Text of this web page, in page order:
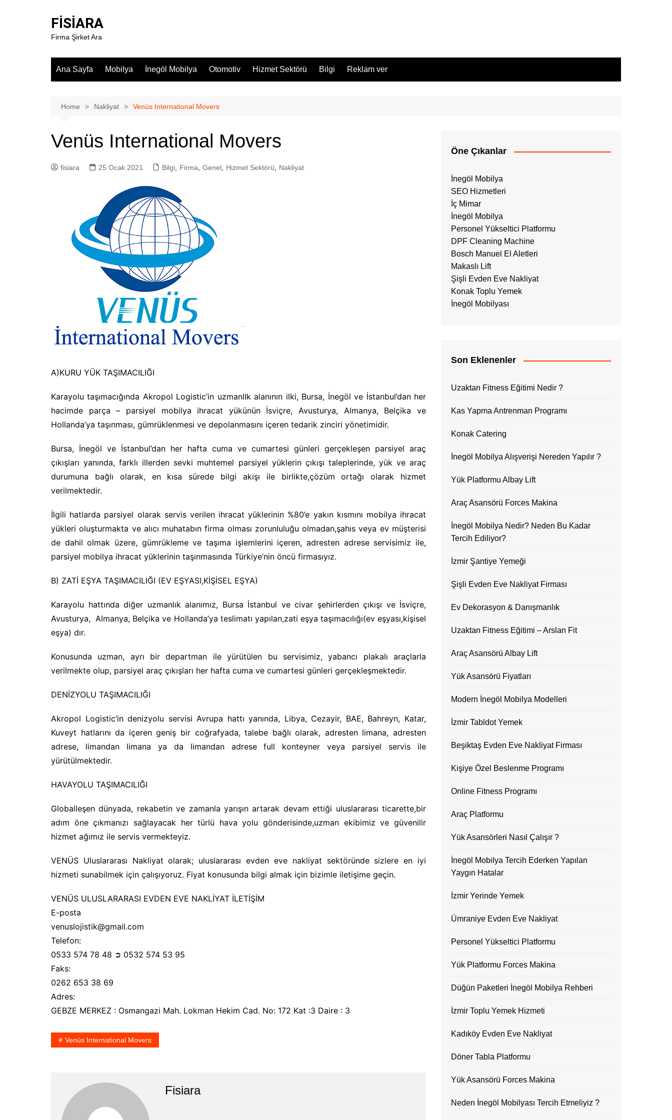
FİSİARA
Firma Şirket Ara
Ana Sayfa Mobilya İnegöl Mobilya Otomotiv Hizmet Sektörü Bilgi Reklam ver
Home Nakliyat Venüs International Movers
Venüs International Movers
fisiara 25 Ocak 2021 Bilgi Firma Genel Hizmet Sektörü Nakliyat
A)KURU YÜK TAŞIMACILIĞI
Karayolu taşımacığında Akropol Logistic’in uzmanlIk alanının ilki, Bursa, İnegöl ve İstanbul’dan her
hacimde parça – parsiyel mobilya ihracat yükünün İsviçre, Avusturya, Almanya, Belçika ve
Hollanda’ya taşınması, gümrüklenmesi ve depolanmasını içeren tedarik zinciri yönetimidir.
Bursa, İnegöl ve İstanbul’dan her hafta cuma ve cumartesi günleri gerçekleşen parsiyel araç
çıkışları yanında, farklı illerden sevki muhtemel parsiyel yüklerin çıkışı taleplerinde, yük ve araç
durumuna bağlı olarak, en kısa sürede bilgi akışı ile birlikte,çözüm ortağı olarak hizmet
verilmektedir.
İlgili hatlarda parsiyel olarak servis verilen ihracat yüklerinin %80’e yakın kısmını mobilya ihracat
yükleri oluşturmakta ve alıcı muhatabın firma olması zorunluluğu olmadan,şahıs veya ev müşterisi
de dahil olmak üzere, gümrükleme ve taşıma işlemlerini içeren, adresten adrese servisimiz ile,
parsiyel mobilya ihracat yüklerinin taşınmasında Türkiye’nin öncü firmasıyız.
B) ZATİ EŞYA TAŞIMACILIĞI (EV EŞYASI,KİŞİSEL EŞYA)
Karayolu hattında diğer uzmanlık alanımız, Bursa İstanbul ve civar şehirlerden çıkışı ve İsviçre,
Avusturya, Almanya, Belçika ve Hollanda’ya teslimatı yapılan,zati eşya taşımacılığı(ev eşyası,kişisel
eşya) dır.
Konusunda uzman, ayrı bir departman ile yürütülen bu servisimiz, yabancı plakalı araçlarla
verilmekte olup, parsiyel araç çıkışları her hafta cuma ve cumartesi günleri gerçekleşmektedir.
DENİZYOLU TAŞIMACILIĞI
Akropol Logistic’in denizyolu servisi Avrupa hattı yanında, Libya, Cezayir, BAE, Bahreyn, Katar,
Kuveyt hatlarını da içeren geniş bir coğrafyada, talebe bağlı olarak, adresten limana, adresten
adrese, limandan limana ya da limandan adrese full konteyner veya parsiyel servis ile
yürütülmektedir.
HAVAYOLU TAŞIMACILIĞI
Globalleşen dünyada, rekabetin ve zamanla yarışın artarak devam ettiği uluslararası ticarette,bir
adım öne çıkmanızı sağlayacak her türlü hava yolu gönderisinde,uzman ekibimiz ve güvenilir
hizmet ağımız ile servis vermekteyiz.
VENÜS Uluslararası Nakliyat olarak; uluslararası evden eve nakliyat sektöründe sizlere en iyi
hizmeti sunabilmek için çalışıyoruz. Fiyat konusunda bilgi almak için bizimle iletişime geçin.
VENÜS ULUSLARARASI EVDEN EVE NAKLİYAT İLETİŞİM
E-posta
venuslojistik@gmail.com
Telefon:
0533 574 78 48 ➲ 0532 574 53 95
Faks:
0262 653 38 69
Adres:
GEBZE MERKEZ : Osmangazi Mah. Lokman Hekim Cad. No: 172 Kat :3 Daire : 3
Venüs International Movers
Fisiara
Öne Çıkanlar
İnegöl Mobilya
SEO Hizmetleri
İç Mimar
İnegöl Mobilya
Personel Yükseltici Platformu
DPF Cleaning Machine
Bosch Manuel El Aletleri
Makaslı Lift
Şişli Evden Eve Nakliyat
Konak Toplu Yemek
İnegöl Mobilyası
Son Eklenenler
Uzaktan Fitness Eğitimi Nedir ?
Kas Yapma Antrenman Programı
Konak Catering
İnegöl Mobilya Alışverişi Nereden Yapılır ?
Yük Platformu Albay Lift
Araç Asansörü Forces Makina
İnegöl Mobilya Nedir? Neden Bu Kadar
Tercih Ediliyor?
İzmir Şantiye Yemeği
Şişli Evden Eve Nakliyat Firması
Ev Dekorasyon & Danışmanlık
Uzaktan Fitness Eğitimi – Arslan Fit
Araç Asansörü Albay Lift
Yük Asansörü Fiyatları
Modern İnegöl Mobilya Modelleri
İzmir Tabldot Yemek
Beşiktaş Evden Eve Nakliyat Firması
Kişiye Özel Beslenme Programı
Online Fitness Programı
Araç Platformu
Yük Asansörleri Nasıl Çalışır ?
İnegöl Mobilya Tercih Ederken Yapılan
Yaygın Hatalar
İzmir Yerinde Yemek
Ümraniye Evden Eve Nakliyat
Personel Yükseltici Platformu
Yük Platformu Forces Makina
Düğün Paketleri İnegöl Mobilya Rehberi
İzmir Toplu Yemek Hizmeti
Kadıköy Evden Eve Nakliyat
Döner Tabla Platformu
Yük Asansörü Forces Makina
Neden İnegöl Mobilyası Tercih Etmeliyiz ?